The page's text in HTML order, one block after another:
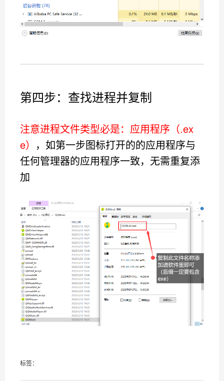
第四步：查找进程并复制
注意进程文件类型必是：应用程序（.ex
e） ，如第一步图标打开的的应用程序与
任何管理器的应用程序一致，无需重复添
加
标签：